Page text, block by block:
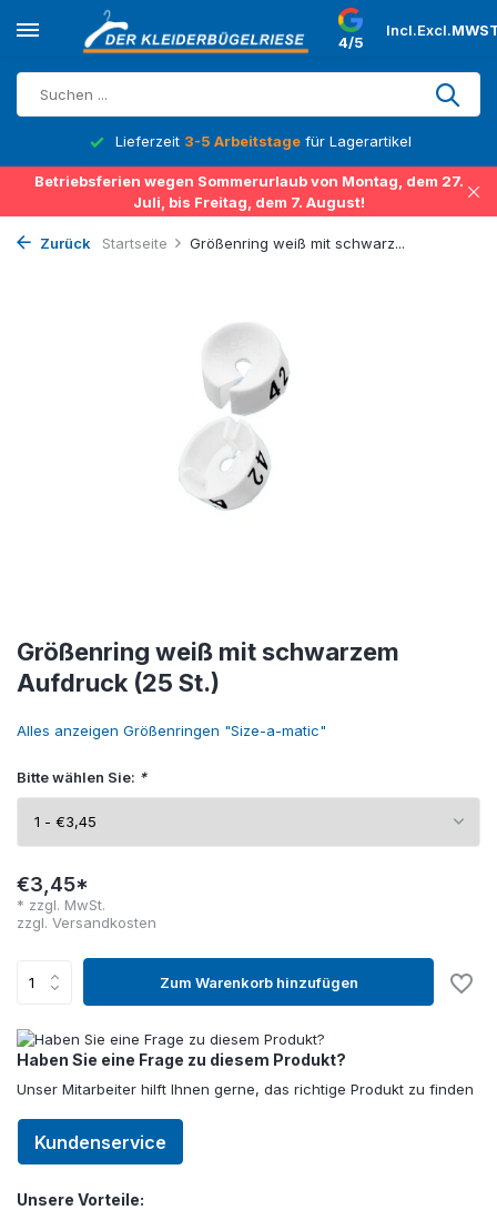
4/5
Incl.Excl.
Lieferzeit 3-5 Arbeitstage für Lagerartikel
Betriebsferien wegen Sommerurlaub von Montag, dem 27.
Juli, bis Freitag, dem 7. August!
Zurück Startseite Größenring weiß mit schwarz...
Größenring weiß mit schwarzem
Aufdruck (25 St.)
Alles anzeigen Größenringen "Size-a-matic"
Bitte wählen Sie: *
€3,45*
* zzgl. MwSt.
zzgl. Versandkosten
Zum Warenkorb hinzufügen
Haben Sie eine Frage zu diesem Produkt?
Unser Mitarbeiter hilft Ihnen gerne, das richtige Produkt zu finden
Kundenservice
Unsere Vorteile: